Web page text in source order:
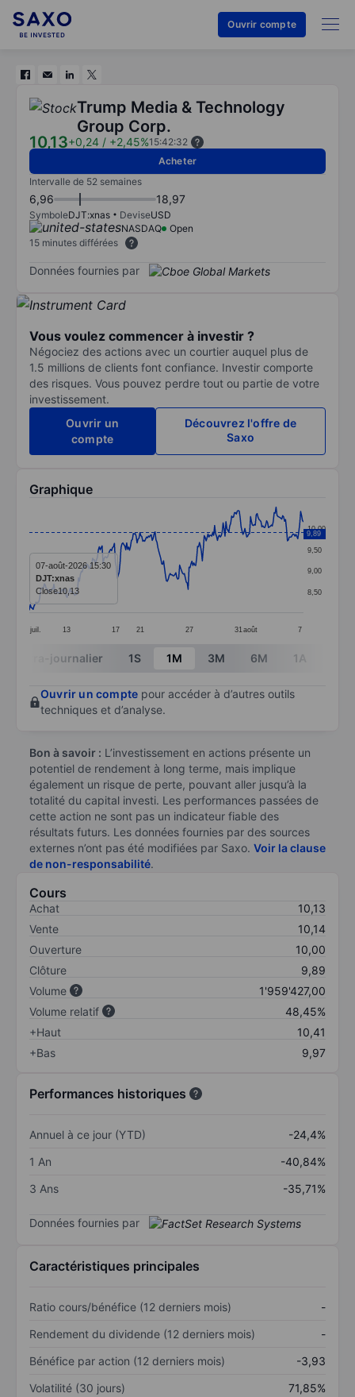
Ouvrir compte
Trump Media & Technology
Group Corp.
10,13+0,24 / +2,45%15:42:32
Acheter
Intervalle de 52 semaines
6,96 18,97
SymboleDJT:xnas DeviseUSD
NASDAQ
Open
15 minutes différées
Données fournies par
Vous voulez commencer à investir ?
Négociez des actions avec un courtier auquel plus de
1.5 millions de clients font confiance. Investir comporte
des risques. Vous pouvez perdre tout ou partie de votre
investissement.
Ouvrir un
compte
Découvrez l'offre de
Saxo
Graphique
Line chart with 291 data points.
The chart has 1 X axis displaying categories.
The chart has 1 Y axis displaying values. Data
juil. 13 17 21 27 31 août 7
8,50
9,00
9,50
10,00
9,89
07-août-2026 15:30
DJT:xnas
Close10,13
End of interactive chart.
Intra-journalier 1S 1M 3M 6M 1A
Ouvrir un compte pour accéder à d’autres outils
techniques et d’analyse.
Bon à savoir : L’investissement en actions présente un
potentiel de rendement à long terme, mais implique
également un risque de perte, pouvant aller jusqu’à la
totalité du capital investi. Les performances passées de
cette action ne sont pas un indicateur fiable des
résultats futurs. Les données fournies par des sources
externes n’ont pas été modifiées par Saxo. Voir la clause
de non-responsabilité.
Cours
Achat
10,13
Vente
10,14
Ouverture
10,00
Clôture
9,89
Volume
1'959'427,00
Volume relatif
48,45%
+Haut
10,41
+Bas
9,97
Performances historiques
Annuel à ce jour (YTD)
-24,4%
1 An
-40,84%
3 Ans
-35,71%
Données fournies par
Caractéristiques principales
Ratio cours/bénéfice (12 derniers mois)
-
Rendement du dividende (12 derniers mois)
-
Bénéfice par action (12 derniers mois)
-3,93
Volatilité (30 jours)
71,85%